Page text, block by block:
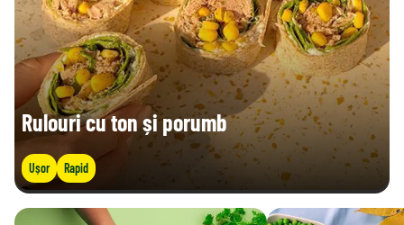
Rulouri cu ton și porumb
Ușor Rapid